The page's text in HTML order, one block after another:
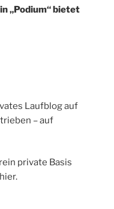
„Podium“ bietet
Laufblog auf
– auf
private Basis